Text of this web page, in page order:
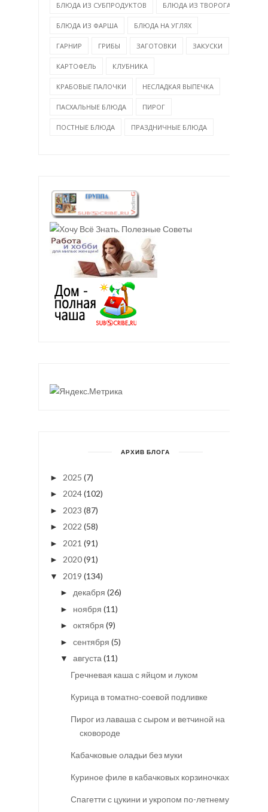
БЛЮДА ИЗ СУБПРОДУКТОВ БЛЮДА ИЗ ТВОРОГА
БЛЮДА ИЗ ФАРША БЛЮДА НА УГЛЯХ
ГАРНИР ГРИБЫ ЗАГОТОВКИ ЗАКУСКИ
КАРТОФЕЛЬ КЛУБНИКА
КРАБОВЫЕ ПАЛОЧКИ НЕСЛАДКАЯ ВЫПЕЧКА
ПАСХАЛЬНЫЕ БЛЮДА ПИРОГ
ПОСТНЫЕ БЛЮДА ПРАЗДНИЧНЫЕ БЛЮДА
АРХИВ БЛОГА
► 2025 (7)
► 2024(102)
► 2023 (87)
► 2022 (58)
► 2021 (91)
► 2020(91)
▼ 2019 (134)
► декабря (26)
► ноября (11)
► октября (9)
► сентября (5)
▼ августа (11)
Гречневая каша с яйцом и луком
Курица в томатно-соевой подливке
Пирог из лаваша с сыром и ветчиной на
сковороде
Кабачковые оладьи без муки
Куриное филе в кабачковых корзиночках
Спагетти с цукини и укропом по-летнему